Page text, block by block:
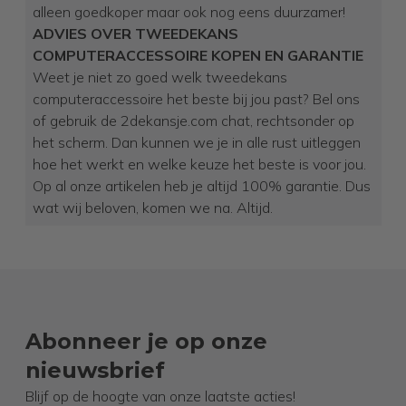
alleen goedkoper maar ook nog eens duurzamer!
ADVIES OVER TWEEDEKANS
COMPUTERACCESSOIRE KOPEN EN GARANTIE
Weet je niet zo goed welk tweedekans
computeraccessoire het beste bij jou past? Bel ons
of gebruik de 2dekansje.com chat, rechtsonder op
het scherm. Dan kunnen we je in alle rust uitleggen
hoe het werkt en welke keuze het beste is voor jou.
Op al onze artikelen heb je altijd 100% garantie. Dus
wat wij beloven, komen we na. Altijd.
Abonneer je op onze
nieuwsbrief
Blijf op de hoogte van onze laatste acties!